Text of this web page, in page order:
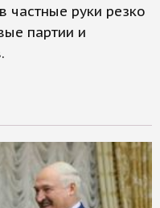
частные руки резко
партии и